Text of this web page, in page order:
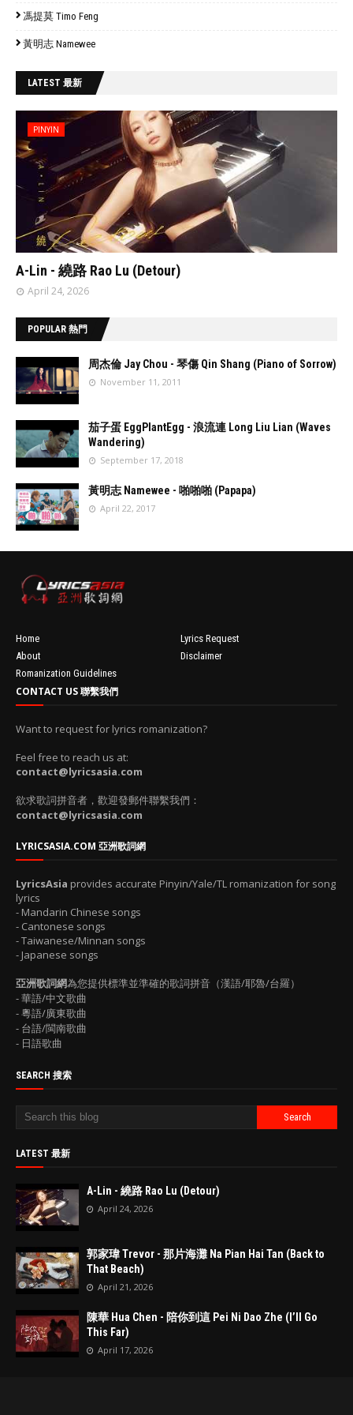
馮提莫 Timo Feng
黃明志 Namewee
LATEST 最新
PINYIN
A-Lin - 繞路 Rao Lu (Detour)
April 24, 2026
POPULAR 熱門
'data:post.fea
turedImage
resizeImage
100'
周杰倫 Jay Chou - 琴傷 Qin Shang (Piano of Sorrow)
November 11, 2011
'data:post.fea
turedImage
resizeImage
100'
茄子蛋 EggPlantEgg - 浪流連 Long Liu Lian (Waves
Wandering)
September 17, 2018
'data:post.fea
resizeImage
100'
黃明志 Namewee - 啪啪啪 (Papapa)
April 22, 2017
Home
Lyrics Request
About
Disclaimer
Romanization Guidelines
CONTACT US 聯繫我們
Want to request for lyrics romanization?
Feel free to reach us at:
contact@lyricsasia.com
欲求歌詞拼音者，歡迎發郵件聯繫我們：
contact@lyricsasia.com
LYRICSASIA.COM 亞洲歌詞網
LyricsAsia provides accurate Pinyin/Yale/TL romanization for song
lyrics
- Mandarin Chinese songs
- Cantonese songs
- Taiwanese/Minnan songs
- Japanese songs
亞洲歌詞網為您提供標準並準確的歌詞拼音（漢語/耶魯/台羅）
- 華語/中文歌曲
- 粵語/廣東歌曲
- 台語/閩南歌曲
- 日語歌曲
SEARCH 搜索
LATEST 最新
A-Lin - 繞路 Rao Lu (Detour)
April 24, 2026
郭家瑋 Trevor - 那片海灘 Na Pian Hai Tan (Back to
That Beach)
April 21, 2026
陳華 Hua Chen - 陪你到這 Pei Ni Dao Zhe (I’ll Go
This Far)
April 17, 2026